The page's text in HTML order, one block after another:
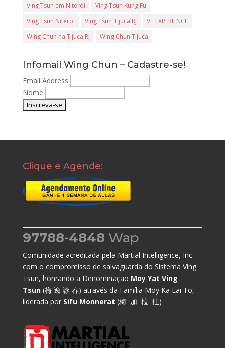
Ving Tsun em Niterói
Ving Tsun Kung Fu
Ving Tsun Niteroi
Ving Tsun Tijuca RJ
VT EXPERIENCE
Wing Chun na Tijuca RJ
Wing Chun Tijuca
Infomail Wing Chun – Cadastre-se!
Email Address
Nome
Clique e Agende:
97788-4848 Wap
Comunidade acreditada pela Martial Intelligence, Inc.
com o compromisso de salvaguarda do Sistema Ving
Tsun, honrando a Denominação Moy Yat Ving
Tsun (梅 逸 詠 春) através da Família Moy Ka Lai To,
liderada por Sifu Monnerat (梅 加 柆 扗)